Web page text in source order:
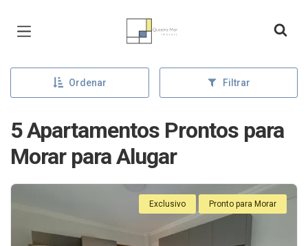
Página inicial
Ordenar Filtrar
5 Apartamentos Prontos para
Morar para Alugar
Exclusivo Pronto para Morar